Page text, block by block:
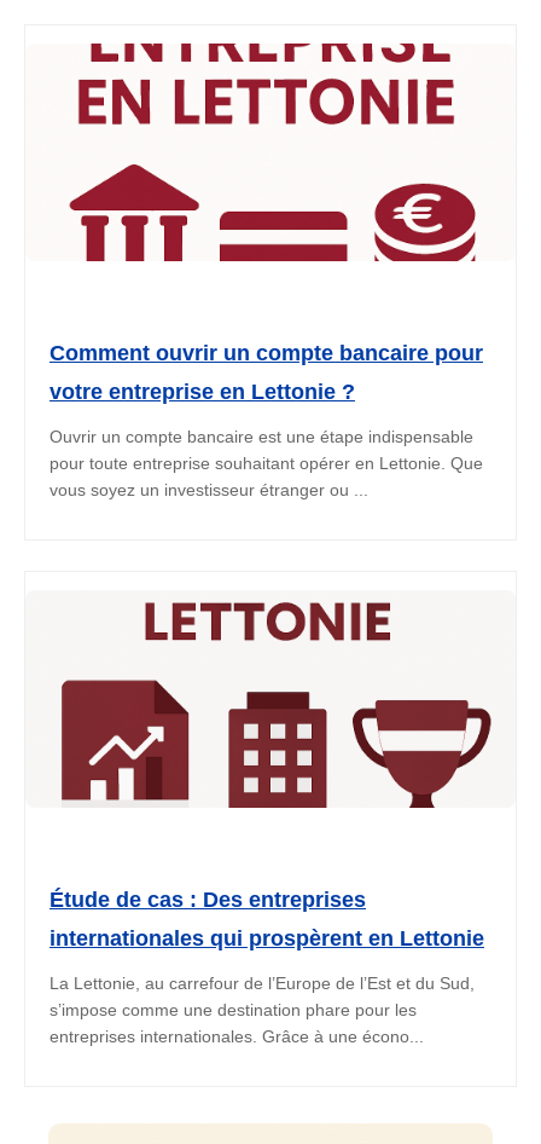
Comment ouvrir un compte bancaire pour
votre entreprise en Lettonie ?
Ouvrir un compte bancaire est une étape indispensable
pour toute entreprise souhaitant opérer en Lettonie. Que
vous soyez un investisseur étranger ou ...
Étude de cas : Des entreprises
internationales qui prospèrent en Lettonie
La Lettonie, au carrefour de l’Europe de l’Est et du Sud,
s’impose comme une destination phare pour les
entreprises internationales. Grâce à une écono...